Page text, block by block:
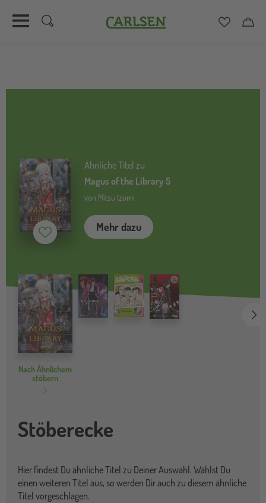
Carlsen
Ähnliche Titel zu
Magus of the Library 5
von Mitsu Izumi
Mehr dazu
Merken ( inaktiv)
Nach Ähnlichem
stöbern
Stöberecke
Hier findest Du ähnliche Titel zu Deiner Auswahl. Wählst Du
einen weiteren Titel aus, so werden Dir auch zu diesem ähnliche
Titel vorgeschlagen.